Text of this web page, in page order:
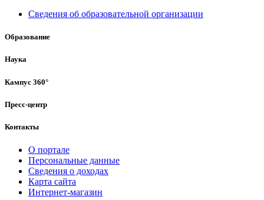
Сведения об образовательной организации
Образование
Наука
Кампус 360°
Пресс-центр
Контакты
О портале
Персональные данные
Сведения о доходах
Карта сайта
Интернет-магазин